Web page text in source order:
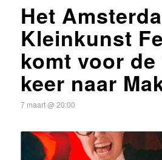
Het
Kleinkunst
komt voor de
keer naar
7 maart @ 20:00